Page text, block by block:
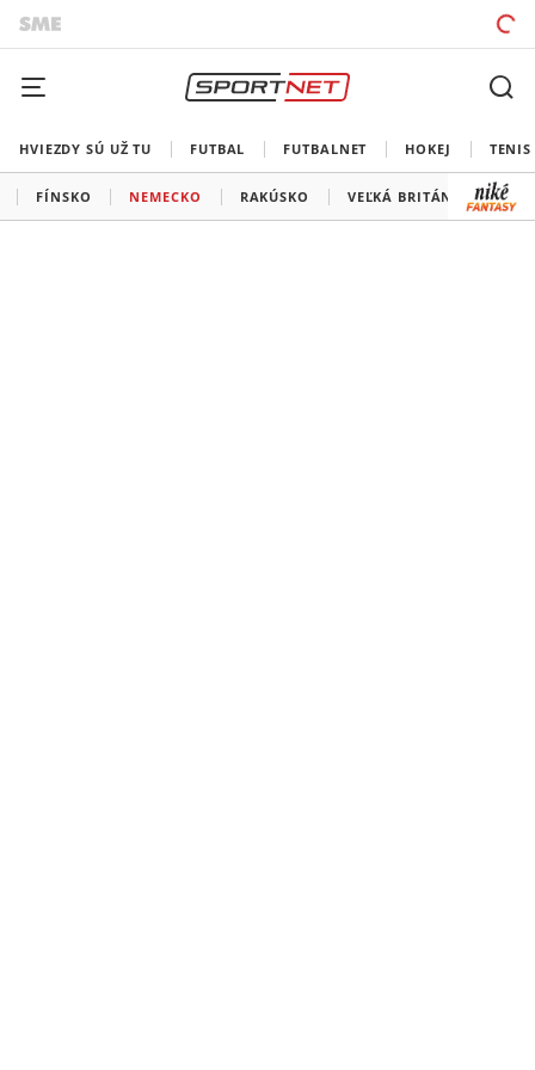
HVIEZDY SÚ UŽ TU FUTBAL FUTBALNET HOKEJ TENIS
FÍNSKO NEMECKO RAKÚSKO VEĽKÁ BRITÁNIA